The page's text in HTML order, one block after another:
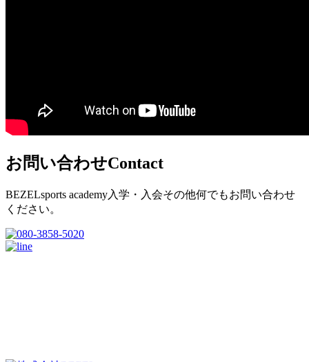
お問い合わせContact
BEZELsports academy入学・入会その他何でもお問い合わせ
ください。